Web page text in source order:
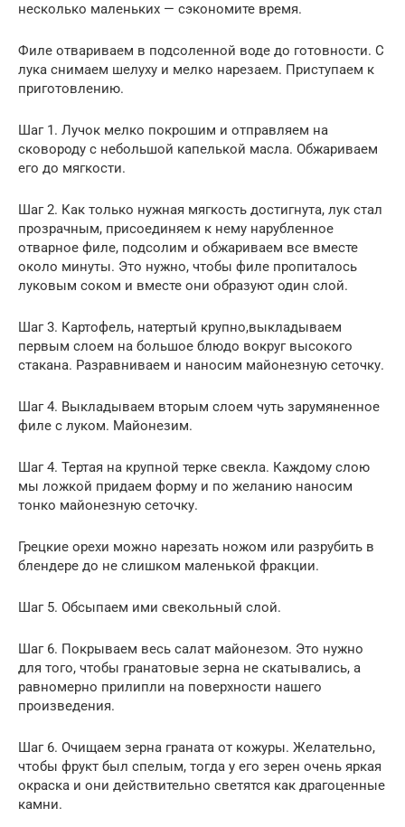
несколько маленьких — сэкономите время.
Филе отвариваем в подсоленной воде до готовности. С
лука снимаем шелуху и мелко нарезаем. Приступаем к
приготовлению.
Шаг 1. Лучок мелко покрошим и отправляем на
сковороду с небольшой капелькой масла. Обжариваем
его до мягкости.
Шаг 2. Как только нужная мягкость достигнута, лук стал
прозрачным, присоединяем к нему нарубленное
отварное филе, подсолим и обжариваем все вместе
около минуты. Это нужно, чтобы филе пропиталось
луковым соком и вместе они образуют один слой.
Шаг 3. Картофель, натертый крупно,выкладываем
первым слоем на большое блюдо вокруг высокого
стакана. Разравниваем и наносим майонезную сеточку.
Шаг 4. Выкладываем вторым слоем чуть зарумяненное
филе с луком. Майонезим.
Шаг 4. Тертая на крупной терке свекла. Каждому слою
мы ложкой придаем форму и по желанию наносим
тонко майонезную сеточку.
Грецкие орехи можно нарезать ножом или разрубить в
блендере до не слишком маленькой фракции.
Шаг 5. Обсыпаем ими свекольный слой.
Шаг 6. Покрываем весь салат майонезом. Это нужно
для того, чтобы гранатовые зерна не скатывались, а
равномерно прилипли на поверхности нашего
произведения.
Шаг 6. Очищаем зерна граната от кожуры. Желательно,
чтобы фрукт был спелым, тогда у его зерен очень яркая
окраска и они действительно светятся как драгоценные
камни.